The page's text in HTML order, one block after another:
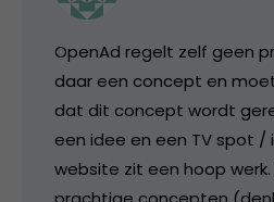
OpenAd regelt zelf geen
daar een concept en
dat dit concept wordt
een idee en een TV spot
website zit een hoop